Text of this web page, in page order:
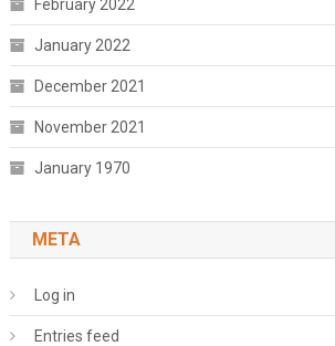
February 2022
January 2022
December 2021
November 2021
January 1970
META
Log in
Entries feed